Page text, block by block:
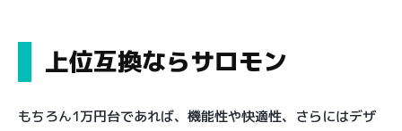
上位互換ならサロモン
もちろん1万円台であれば、機能性や快適性、さらにはデザ